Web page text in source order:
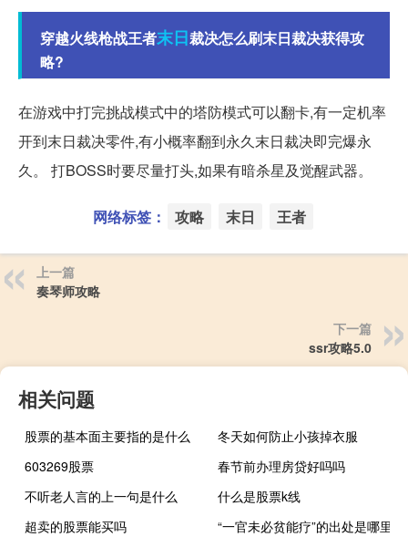
穿越火线枪战王者末日裁决怎么刷末日裁决获得攻
略?
在游戏中打完挑战模式中的塔防模式可以翻卡,有一定机率
开到末日裁决零件,有小概率翻到永久末日裁决即完爆永
久。 打BOSS时要尽量打头,如果有暗杀星及觉醒武器。
网络标签： 攻略 末日 王者
上一篇
奏琴师攻略
下一篇
ssr攻略5.0
相关问题
股票的基本面主要指的是什么
冬天如何防止小孩掉衣服
603269股票
春节前办理房贷好吗吗
不听老人言的上一句是什么
什么是股票k线
超卖的股票能买吗
“一官未必贫能疗”的出处是哪里